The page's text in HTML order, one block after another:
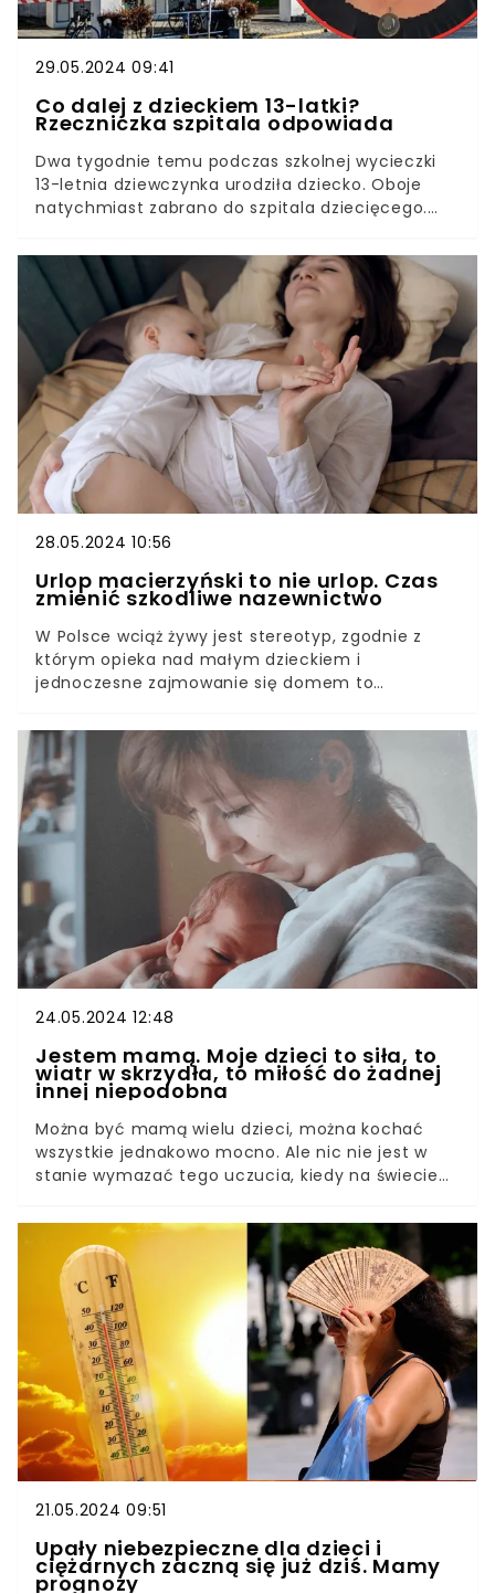
29.05.2024 09:41
Co dalej z dzieckiem 13-latki?
Rzeczniczka szpitala odpowiada
Dwa tygodnie temu podczas szkolnej wycieczki
13-letnia dziewczynka urodziła dziecko. Oboje
natychmiast zabrano do szpitala dziecięcego.
ciężki.Chłopczyk przebywał na oddziale
intensywnej opieki medycznej. Jak w tym
momencie się czuje? Co czeka wkrótce jego i
jego młodą mamę? Wyjaśnia rzeczniczka
szpitala.
28.05.2024 10:56
Urlop macierzyński to nie urlop. Czas
zmienić szkodliwe nazewnictwo
W Polsce wciąż żywy jest stereotyp, zgodnie z
którym opieka nad małym dzieckiem i
jednoczesne zajmowanie się domem to
rola kobiety, a nie ciężka praca wymagająca
uznania i wsparcia. Według dostępnych danych
kobiety w Polsce poświęcają niemal dwukrotnie
więcej czasu bezpłatnej pracy opiekuńczej i
domowej niż mężczyźni. Trwa zbieranie podpisów
pod petycją do rządu w sprawie zmiany
wspierającego szkodliwe przekonania określenia
„urlop macierzyński / rodzicielski / ojcowski” na
„przerwa macierzyńska / rodzicielska / ojcowska”.
24.05.2024 12:48
Jestem mamą. Moje dzieci to siła, to
wiatr w skrzydła, to miłość do żadnej
innej niepodobna
Można być mamą wielu dzieci, można kochać
wszystkie jednakowo mocno. Ale nic nie jest w
stanie wymazać tego uczucia, kiedy na świecie
określenie "narodzić się jako matka". Dla mnie
stało się to 1 września 2010 roku o godzinie
6:05. Tak, nowa część mnie przyszła na świat
razem z moim synem. Pamiętam dokładnie, kiedy
jako niespełna 25-letnia dziewczyna wyszłam
lekko zszokowana z łazienki i powiedziałam do
mojego męża: "Jestem w ciąży". Chwilę potem
zaczęłam płakać, wcale nie za szczęścia, ale z
przerażenia. Chcieliśmy zostać rodzicami,
marzyliśmy o tym, ale kiedy stało się to faktem,
bałam się jak nigdy dotąd.
21.05.2024 09:51
Upały niebezpieczne dla dzieci i
ciężarnych zaczną się już dziś. Mamy
prognozy